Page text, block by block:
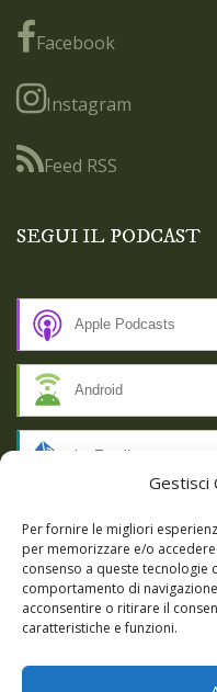
Gestisci
Per fornire le migliori
per memorizzare e/o
consenso a queste
comportamento di
acconsentire o ritirare il
caratteristiche e funzioni.
Facebook
Instagram
Feed RSS
SEGUI IL PODCAST
Apple Podcasts
Android
by Email
RSS
SSL SECURE